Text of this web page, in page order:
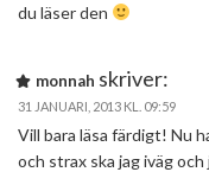
du läser den
monnah skriver:
31 JANUARI, 2013 KL. 09:59
Vill bara läsa färdigt! Nu
och strax ska jag iväg